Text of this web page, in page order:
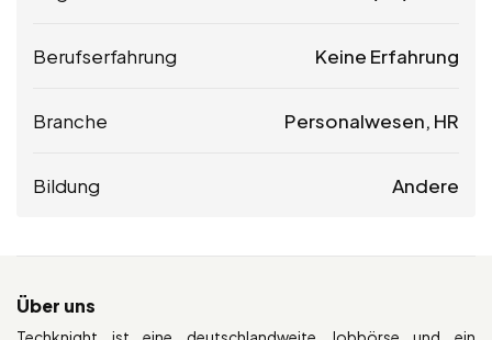
Berufserfahrung Keine Erfahrung
Branche Personalwesen, HR
Bildung Andere
Über uns